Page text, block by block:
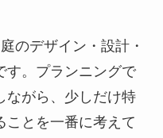
のデザイン・設計・
す。プランニングで
ながら、少しだけ特
ことを一番に考えて